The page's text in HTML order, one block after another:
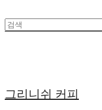
그리니쉬 커피